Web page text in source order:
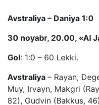
Avstraliya – Daniya 1:0
30 noyabr, 20.00, «Al
Gol: 1:0 – 60 Lekki.
Avstraliya – Rayan,
Muy, Irvayn, Makgri
82), Gudvin (Bakkus,